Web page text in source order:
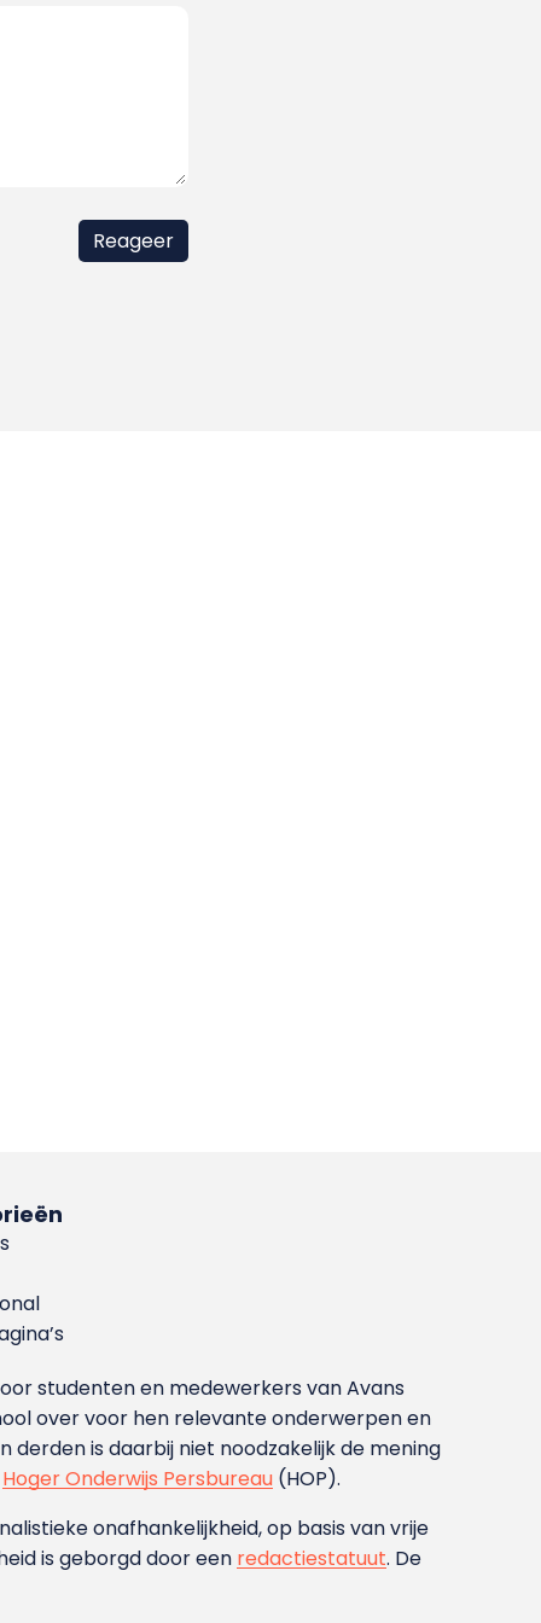
studenten en medewerkers van Avans
over voor hen relevante onderwerpen en
is daarbij niet noodzakelijk de mening
Hoger Onderwijs Persbureau (HOP).
onafhankelijkheid, op basis van vrije
is geborgd door een redactiestatuut. De